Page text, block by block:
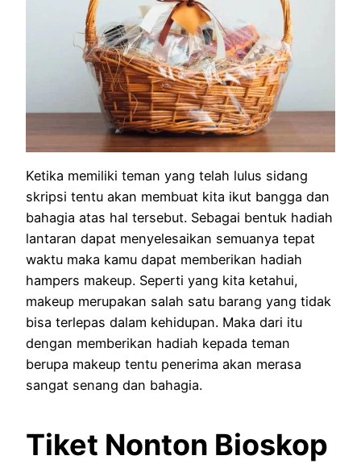
Ketika memiliki teman yang telah lulus sidang
skripsi tentu akan membuat kita ikut bangga dan
bahagia atas hal tersebut. Sebagai bentuk hadiah
lantaran dapat menyelesaikan semuanya tepat
waktu maka kamu dapat memberikan hadiah
hampers makeup. Seperti yang kita ketahui,
makeup merupakan salah satu barang yang tidak
bisa terlepas dalam kehidupan. Maka dari itu
dengan memberikan hadiah kepada teman
berupa makeup tentu penerima akan merasa
sangat senang dan bahagia.
Tiket Nonton Bioskop